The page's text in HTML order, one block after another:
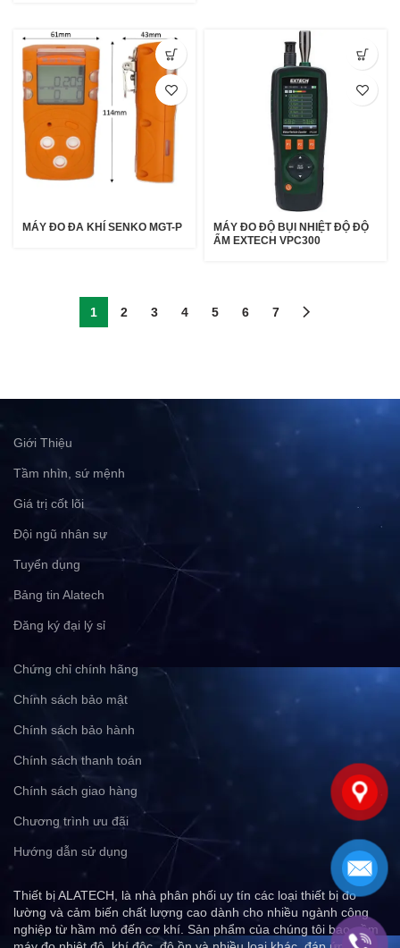
MÁY ĐO ĐA KHÍ SENKO MGT-P
MÁY ĐO ĐỘ BỤI NHIỆT ĐỘ ĐỘ
ẨM EXTECH VPC300
1 2 3 4 5 6 7
Giới Thiệu
Tầm nhìn, sứ mệnh
Giá trị cốt lõi
Đội ngũ nhân sự
Tuyển dụng
Bảng tin Alatech
Đăng ký đại lý sỉ
Chứng chỉ chính hãng
Chính sách bảo mật
Chính sách bảo hành
Chính sách thanh toán
Chính sách giao hàng
Chương trình ưu đãi
Hướng dẫn sử dụng
Thiết bị ALATECH, là nhà phân phối uy tín các loại thiết bị đo
lường và cảm biến chất lượng cao dành cho nhiều ngành công
nghiệp từ hầm mỏ đến cơ khí. Sản phẩm của chúng tôi bao gồm